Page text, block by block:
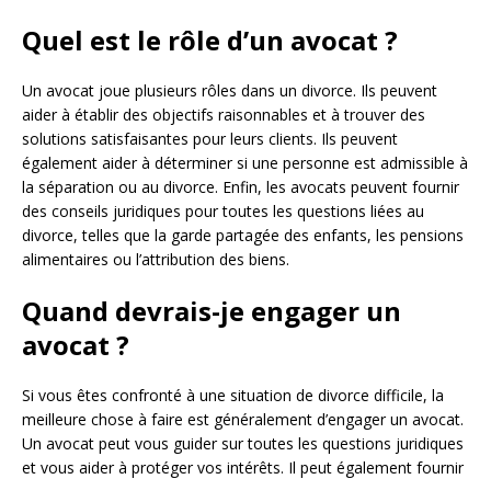
Quel est le rôle d’un avocat ?
Un avocat joue plusieurs rôles dans un divorce. Ils peuvent
aider à établir des objectifs raisonnables et à trouver des
solutions satisfaisantes pour leurs clients. Ils peuvent
également aider à déterminer si une personne est admissible à
la séparation ou au divorce. Enfin, les avocats peuvent fournir
des conseils juridiques pour toutes les questions liées au
divorce, telles que la garde partagée des enfants, les pensions
alimentaires ou l’attribution des biens.
Quand devrais-je engager un
avocat ?
Si vous êtes confronté à une situation de divorce difficile, la
meilleure chose à faire est généralement d’engager un avocat.
Un avocat peut vous guider sur toutes les questions juridiques
et vous aider à protéger vos intérêts. Il peut également fournir